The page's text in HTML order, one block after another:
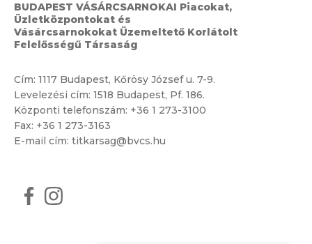
BUDAPEST VÁSÁRCSARNOKAI Piacokat,
Üzletközpontokat és
Vásárcsarnokokat Üzemeltető Korlátolt
Felelősségű Társaság
Cím: 1117 Budapest, Kőrösy József u. 7-9.
Levelezési cím: 1518 Budapest, Pf. 186.
Központi telefonszám: +36 1 273-3100
Fax: +36 1 273-3163
E-mail cím: titkarsag@bvcs.hu